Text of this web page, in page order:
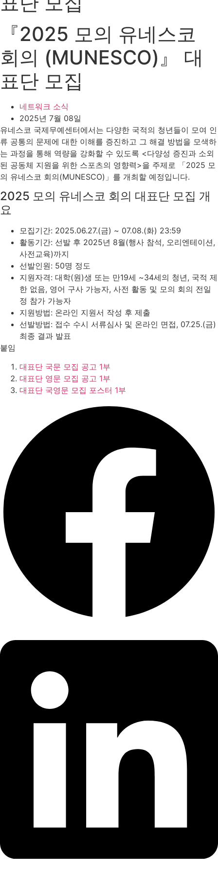
『2025 모의 유네스코
회의 (MUNESCO)』 대
표단 모집
네트워크 소식
2025년 7월 08일
유네스코 국제무예센터에서는 다양한 국적의 청년들이 모여 인
류 공통의 문제에 대한 이해를 증진하고 그 해결 방법을 모색하
는 과정을 통해 역량을 강화할 수 있도록 <다양성 증진과 소외
된 공동체 지원을 위한 스포츠의 영향력>을 주제로 「2025 모
의 유네스코 회의(MUNESCO)」를 개최할 예정입니다.
2025 모의 유네스코 회의 대표단 모집 개
요
모집기간: 2025.06.27.(금) ~ 07.08.(화) 23:59
활동기간: 선발 후 2025년 8월(행사 참석, 오리엔테이션,
사전교육)까지
선발인원: 50명 정도
지원자격: 대학(원)생 또는 만19세 ~34세의 청년, 국적 제
한 없음, 영어 구사 가능자, 사전 활동 및 모의 회의 전일
정 참가 가능자
지원방법: 온라인 지원서 작성 후 제출
선발방법: 접수 수시 서류심사 및 온라인 면접, 07.25.(금)
최종 결과 발표
붙임
대표단 국문 모집 공고 1부
대표단 영문 모집 공고 1부
대표단 국영문 모집 포스터 1부